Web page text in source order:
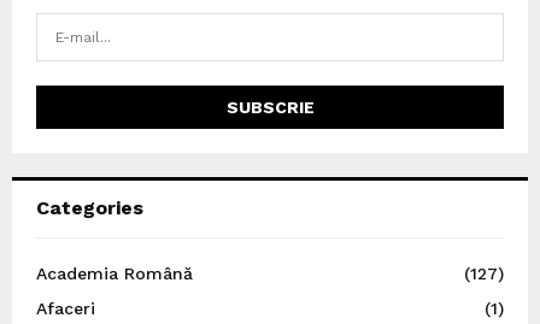
Categories
Academia Română
(127)
Afaceri
(1)